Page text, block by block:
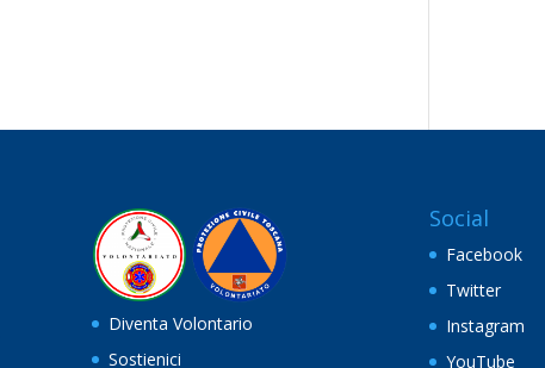
Diventa Volontario
Sostienici
Social
Facebook
Twitter
Instagram
YouTube